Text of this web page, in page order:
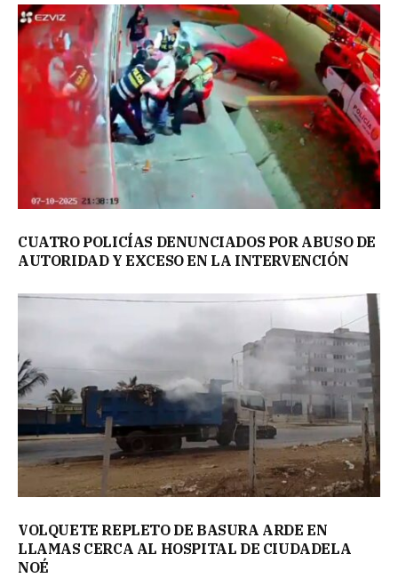
CUATRO POLICÍAS DENUNCIADOS POR ABUSO DE
AUTORIDAD Y EXCESO EN LA INTERVENCIÓN
VOLQUETE REPLETO DE BASURA ARDE EN
LLAMAS CERCA AL HOSPITAL DE CIUDADELA
NOÉ